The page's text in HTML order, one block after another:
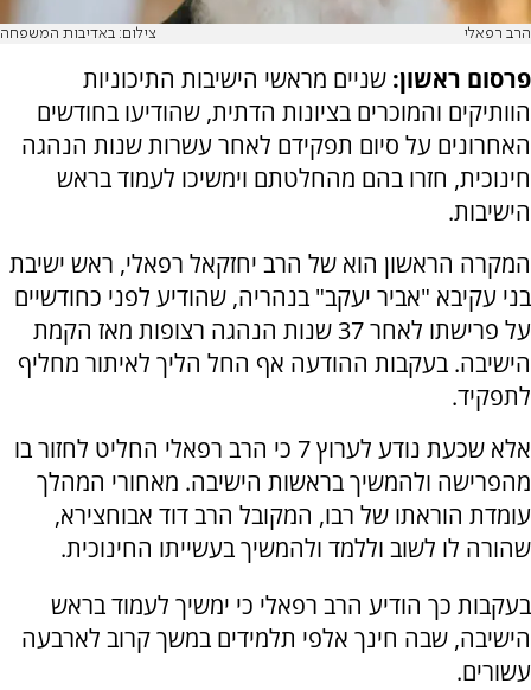
הרב רפאלי צילום: באדיבות המשפחה
פרסום ראשון: שניים מראשי הישיבות התיכוניות
הוותיקים והמוכרים בציונות הדתית, שהודיעו בחודשים
האחרונים על סיום תפקידם לאחר עשרות שנות הנהגה
חינוכית, חזרו בהם מהחלטתם וימשיכו לעמוד בראש
הישיבות.
המקרה הראשון הוא של הרב יחזקאל רפאלי, ראש ישיבת
בני עקיבא "אביר יעקב" בנהריה, שהודיע לפני כחודשיים
על פרישתו לאחר 37 שנות הנהגה רצופות מאז הקמת
הישיבה. בעקבות ההודעה אף החל הליך לאיתור מחליף
לתפקיד.
אלא שכעת נודע לערוץ 7 כי הרב רפאלי החליט לחזור בו
מהפרישה ולהמשיך בראשות הישיבה. מאחורי המהלך
עומדת הוראתו של רבו, המקובל הרב דוד אבוחצירא,
שהורה לו לשוב וללמד ולהמשיך בעשייתו החינוכית.
בעקבות כך הודיע הרב רפאלי כי ימשיך לעמוד בראש
הישיבה, שבה חינך אלפי תלמידים במשך קרוב לארבעה
עשורים.